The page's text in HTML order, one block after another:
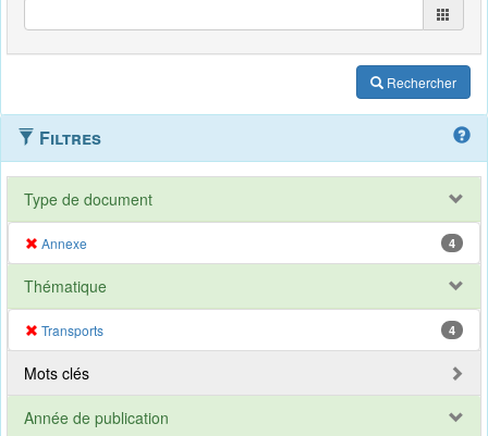
Rechercher
Filtres
Type de document
Annexe 4
Thématique
Transports 4
Mots clés
Année de publication